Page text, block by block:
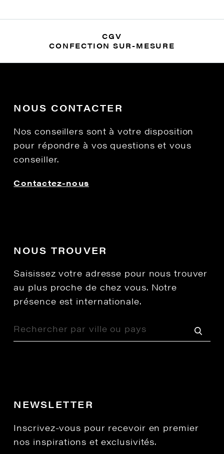
CGV
CONFECTION SUR-MESURE
NOUS CONTACTER
Nos conseillers sont à votre disposition
pour répondre à vos questions et vous
conseiller.
Contactez-nous
NOUS TROUVER
Saisissez votre adresse pour nous trouver
au plus proche de chez vous. Notre
présence est internationale.
NEWSLETTER
Inscrivez-vous pour recevoir en premier
nos inspirations et exclusivités.